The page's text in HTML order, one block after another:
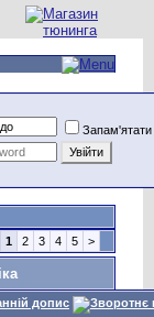
1 2 3 4 5 >
допис